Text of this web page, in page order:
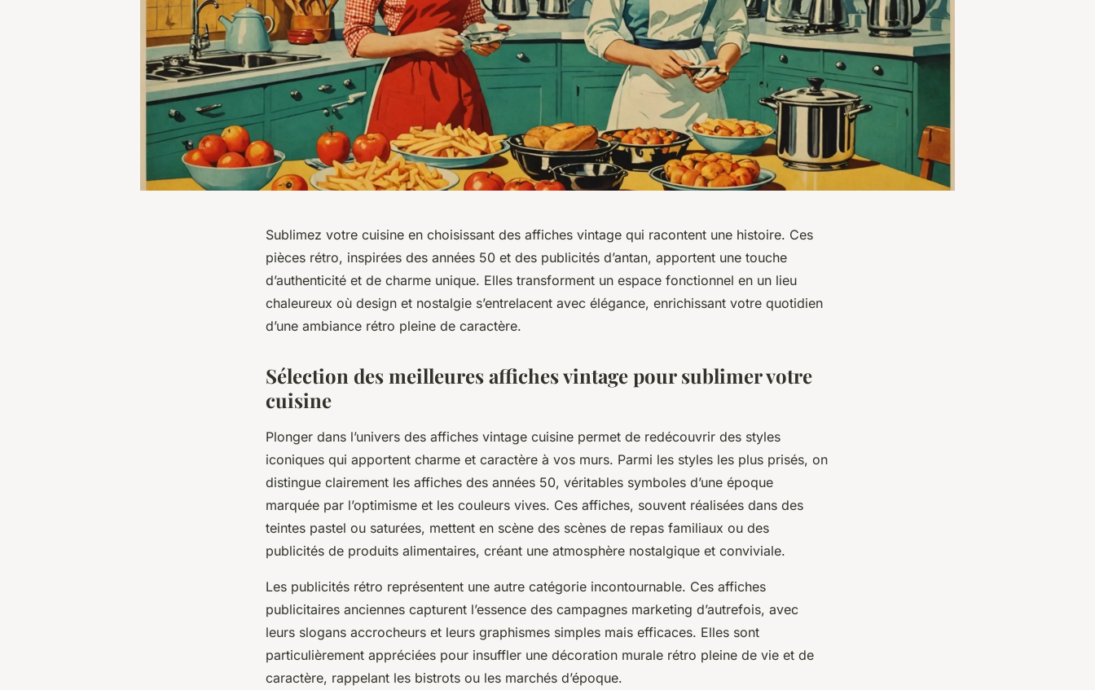
Sublimez votre cuisine en choisissant des affiches vintage qui racontent une histoire. Ces
pièces rétro, inspirées des années 50 et des publicités d’antan, apportent une touche
d’authenticité et de charme unique. Elles transforment un espace fonctionnel en un lieu
chaleureux où design et nostalgie s’entrelacent avec élégance, enrichissant votre quotidien
d’une ambiance rétro pleine de caractère.
Sélection des meilleures affiches vintage pour sublimer votre
cuisine
Plonger dans l’univers des affiches vintage cuisine permet de redécouvrir des styles
iconiques qui apportent charme et caractère à vos murs. Parmi les styles les plus prisés, on
distingue clairement les affiches des années 50, véritables symboles d’une époque
marquée par l’optimisme et les couleurs vives. Ces affiches, souvent réalisées dans des
teintes pastel ou saturées, mettent en scène des scènes de repas familiaux ou des
publicités de produits alimentaires, créant une atmosphère nostalgique et conviviale.
Les publicités rétro représentent une autre catégorie incontournable. Ces affiches
publicitaires anciennes capturent l’essence des campagnes marketing d’autrefois, avec
leurs slogans accrocheurs et leurs graphismes simples mais efficaces. Elles sont
particulièrement appréciées pour insuffler une décoration murale rétro pleine de vie et de
caractère, rappelant les bistrots ou les marchés d’époque.